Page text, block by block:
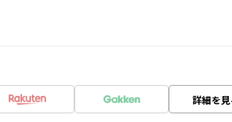
詳細を見